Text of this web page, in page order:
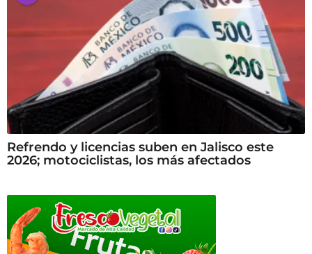
Refrendo y licencias suben en Jalisco este
2026; motociclistas, los más afectados